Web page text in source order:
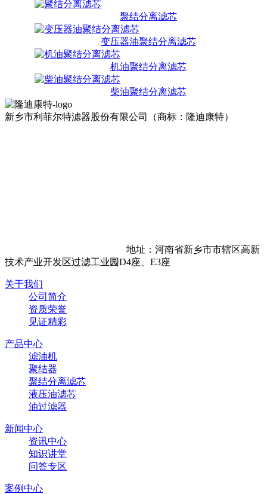
聚结分离滤芯
变压器油聚结分离滤芯
机油聚结分离滤芯
柴油聚结分离滤芯
新乡市利菲尔特滤器股份有限公司（商标：隆迪康特）
地址：河南省新乡市市辖区高新
技术产业开发区过滤工业园D4座、E3座
关于我们
公司简介
资质荣誉
见证精彩
产品中心
滤油机
聚结器
聚结分离滤芯
液压油滤芯
油过滤器
新闻中心
资讯中心
知识讲堂
问答专区
案例中心